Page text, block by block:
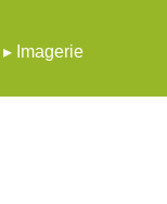
▸ Imagerie